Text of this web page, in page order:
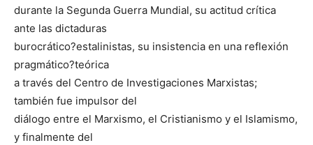
durante la Segunda Guerra Mundial, su actitud crítica
ante las dictaduras
burocrático?estalinistas, su insistencia en una reflexión
pragmático?teórica
a través del Centro de Investigaciones Marxistas;
también fue impulsor del
diálogo entre el Marxismo, el Cristianismo y el Islamismo,
y finalmente del